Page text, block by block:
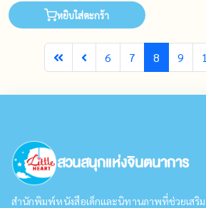
หยิบใส่ตะกร้า
6 7 8 9
สวนสนุกแห่งจินตนาการ
สำนักพิมพ์หนังสือเด็กและนิทานภาพที่ช่วยเสริ